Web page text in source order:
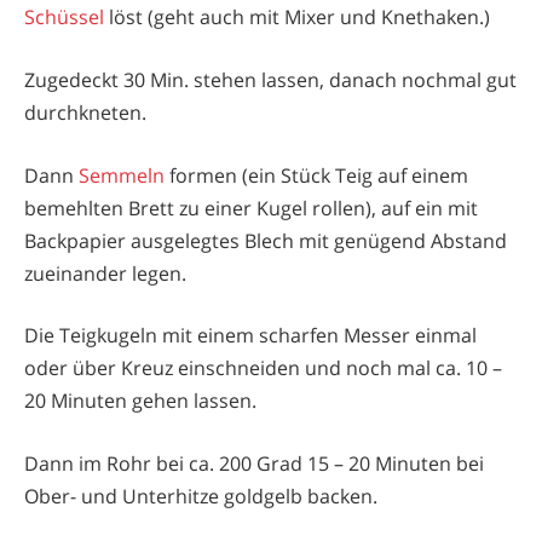
Schüssel löst (geht auch mit Mixer und Knethaken.)
Zugedeckt 30 Min. stehen lassen, danach nochmal gut
durchkneten.
Dann Semmeln formen (ein Stück Teig auf einem
bemehlten Brett zu einer Kugel rollen), auf ein mit
Backpapier ausgelegtes Blech mit genügend Abstand
zueinander legen.
Die Teigkugeln mit einem scharfen Messer einmal
oder über Kreuz einschneiden und noch mal ca. 10 –
20 Minuten gehen lassen.
Dann im Rohr bei ca. 200 Grad 15 – 20 Minuten bei
Ober- und Unterhitze goldgelb backen.